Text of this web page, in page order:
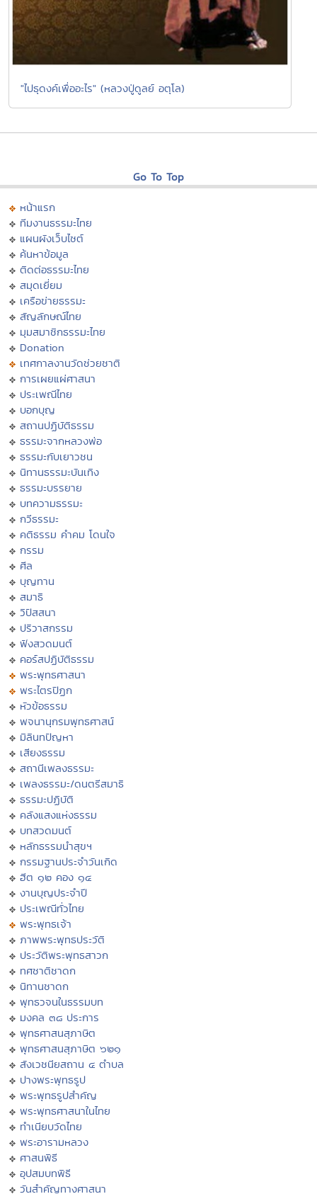
"ไปธุดงค์เพื่ออะไร" (หลวงปู่ดูลย์ อตุโล)
Go To Top
หน้าแรก
ทีมงานธรรมะไทย
แผนผังเว็บไซต์
ค้นหาข้อมูล
ติดต่อธรรมะไทย
สมุดเยี่ยม
เครือข่ายธรรมะ
สัญลักษณ์ไทย
มุมสมาชิกธรรมะไทย
Donation
เทศกาลงานวัดช่วยชาติ
การเผยแผ่ศาสนา
ประเพณีไทย
บอกบุญ
สถานปฏิบัติธรรม
ธรรมะจากหลวงพ่อ
ธรรมะกับเยาวชน
นิทานธรรมะบันเทิง
ธรรมะบรรยาย
บทความธรรมะ
กวีธรรมะ
คติธรรม คำคม โดนใจ
กรรม
ศีล
บุญทาน
สมาธิ
วิปัสสนา
ปริวาสกรรม
ฟังสวดมนต์
คอร์สปฏิบัติธรรม
พระพุทธศาสนา
พระไตรปิฏก
หัวข้อธรรม
พจนานุกรมพุทธศาสน์
มิลินทปัญหา
เสียงธรรม
สถานีเพลงธรรมะ
เพลงธรรมะ/ดนตรีสมาธิ
ธรรมะปฏิบัติ
คลังแสงแห่งธรรม
บทสวดมนต์
หลักธรรมนำสุขฯ
กรรมฐานประจำวันเกิด
ฮีต ๑๒ คอง ๑๔
งานบุญประจำปี
ประเพณีทั่วไทย
พระพุทธเจ้า
ภาพพระพุทธประวัติ
ประวัติพระพุทธสาวก
ทศชาติชาดก
นิทานชาดก
พุทธวจนในธรรมบท
มงคล ๓๘ ประการ
พุทธศาสนสุภาษิต
พุทธศาสนสุภาษิต ๖๒๑
สังเวชนียสถาน ๔ ตำบล
ปางพระพุทธรูป
พระพุทธรูปสำคัญ
พระพุทธศาสนาในไทย
ทำเนียบวัดไทย
พระอารามหลวง
ศาสนพิธี
อุปสมบทพิธี
วันสำคัญทางศาสนา